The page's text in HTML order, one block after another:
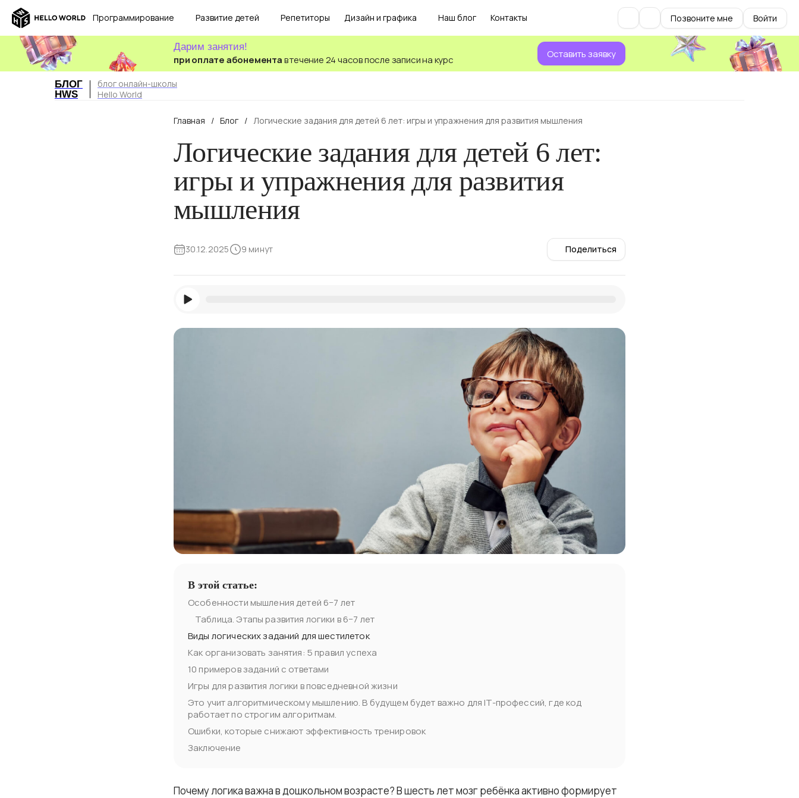
Программирование Развитие детей Репетиторы Дизайн и графика Наш блог Контакты Позвоните мне Войти
при оплате абонементав течение 24 часов после записи на курс
Дарим занятия!
Оставить заявку
БЛОГ
HWS
блог онлайн-школы
Hello World
Главная / Блог / Логические задания для детей 6 лет: игры и упражнения для развития мышления
Логические задания для детей 6 лет:
игры и упражнения для развития
мышления
30.12.2025 9 минут Поделиться
В этой статье:
Особенности мышления детей 6−7 лет
Таблица. Этапы развития логики в 6−7 лет
Виды логических заданий для шестилеток
Как организовать занятия: 5 правил успеха
10 примеров заданий с ответами
Игры для развития логики в повседневной жизни
Это учит алгоритмическому мышлению. В будущем будет важно для IT-профессий, где код
работает по строгим алгоритмам.
Ошибки, которые снижают эффективность тренировок
Заключение
Почему логика важна в дошкольном возрасте? В шесть лет мозг ребёнка активно формирует